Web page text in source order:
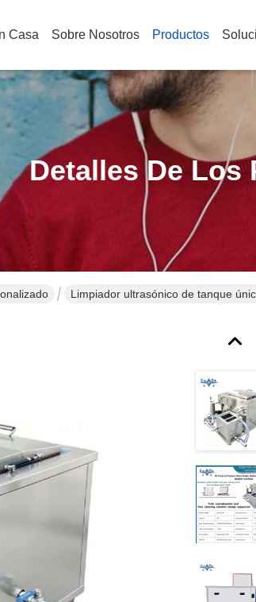
Casa Sobre Nosotros Productos
Detalles De Los
Limpiador ultrasónico de tanque